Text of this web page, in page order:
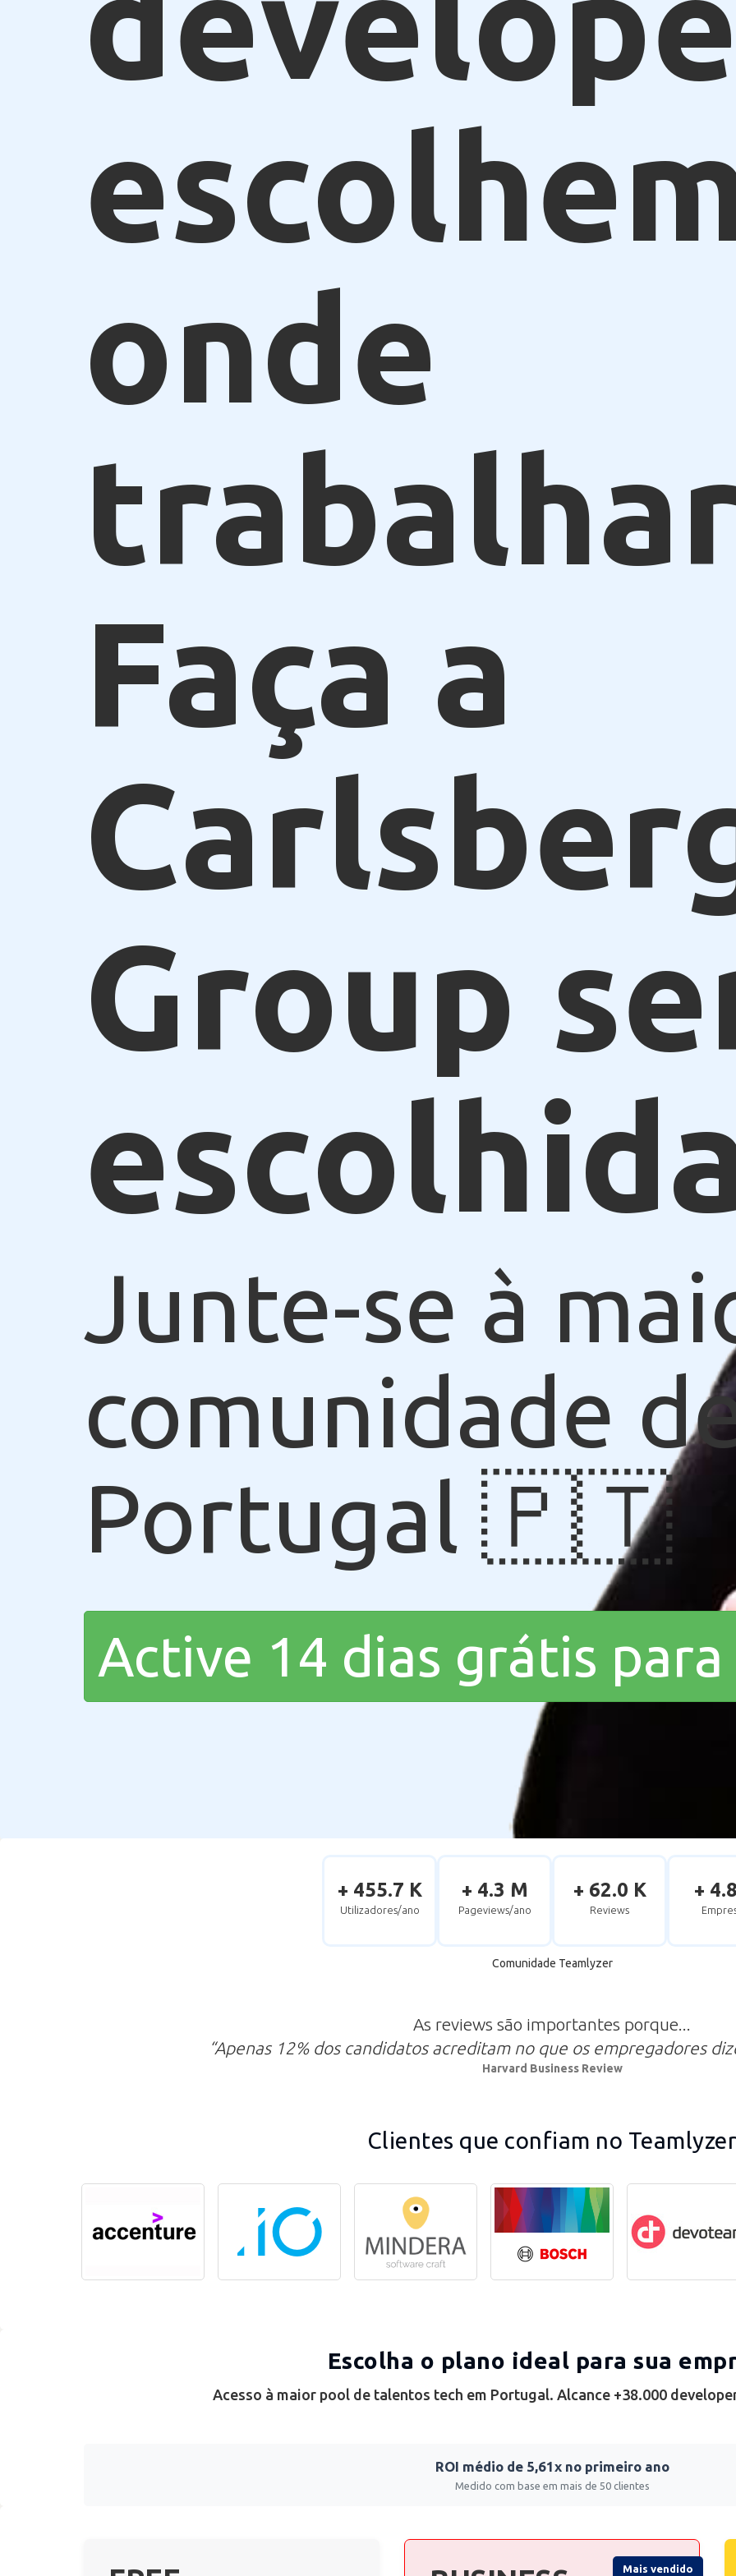
onde
Faça a
Group
Junte-se à
comunidade
Portugal 🇵🇹
Active 14 dias grátis
+ 455.7 K
Utilizadores/ano
+ 4.3 M
Pageviews/ano
+ 62.0 K
Reviews
+
Comunidade Teamlyzer
As reviews são importantes porque...
“Apenas 12% dos candidatos acreditam no que os empregadores
Harvard Business Review
Clientes que confiam no
Escolha o plano ideal para sua
Acesso à maior pool de talentos tech em Portugal. Alcance +38.000
ROI médio de 5,61x no primeiro ano
Medido com base em mais de 50 clientes
Mais vendido